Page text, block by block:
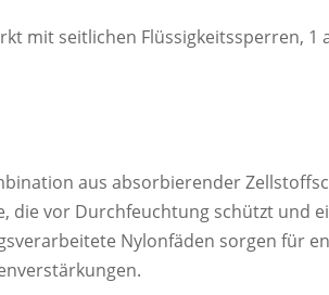
mit seitlichen Flüssigkeitssperren, 1
aus absorbierender
die vor Durchfeuchtung schützt und
Nylonfäden sorgen für